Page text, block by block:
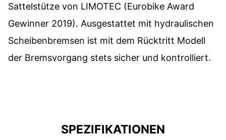
Sattelstütze von LIMOTEC (Eurobike Award
Gewinner 2019). Ausgestattet mit hydraulischen
Scheibenbremsen ist mit dem Rücktritt Modell
der Bremsvorgang stets sicher und kontrolliert.
SPEZIFIKATIONEN